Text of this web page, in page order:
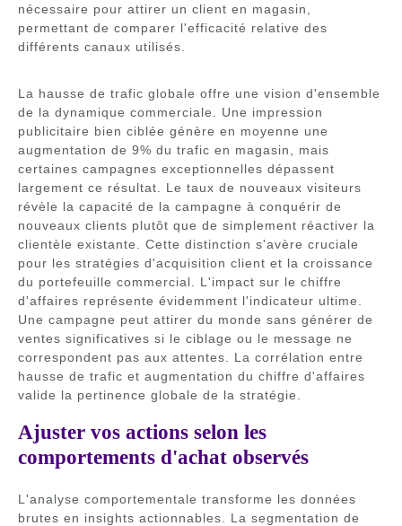
nécessaire pour attirer un client en magasin,
permettant de comparer l'efficacité relative des
différents canaux utilisés.
La hausse de trafic globale offre une vision d'ensemble
de la dynamique commerciale. Une impression
publicitaire bien ciblée génère en moyenne une
augmentation de 9% du trafic en magasin, mais
certaines campagnes exceptionnelles dépassent
largement ce résultat. Le taux de nouveaux visiteurs
révèle la capacité de la campagne à conquérir de
nouveaux clients plutôt que de simplement réactiver la
clientèle existante. Cette distinction s'avère cruciale
pour les stratégies d'acquisition client et la croissance
du portefeuille commercial. L'impact sur le chiffre
d'affaires représente évidemment l'indicateur ultime.
Une campagne peut attirer du monde sans générer de
ventes significatives si le ciblage ou le message ne
correspondent pas aux attentes. La corrélation entre
hausse de trafic et augmentation du chiffre d'affaires
valide la pertinence globale de la stratégie.
Ajuster vos actions selon les
comportements d'achat observés
L'analyse comportementale transforme les données
brutes en insights actionnables. La segmentation de